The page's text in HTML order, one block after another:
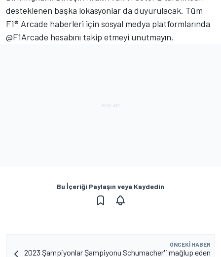
desteklenen başka lokasyonlar da duyurulacak. Tüm
F1® Arcade haberleri için sosyal medya platformlarında
@F1Arcade hesabını takip etmeyi unutmayın.
Bu İçeriği Paylaşın veya Kaydedin
ÖNCEKI HABER
2023 Şampiyonlar Şampiyonu Schumacher'i mağlup eden